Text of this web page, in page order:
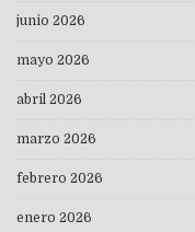
junio 2026
mayo 2026
abril 2026
marzo 2026
febrero 2026
enero 2026